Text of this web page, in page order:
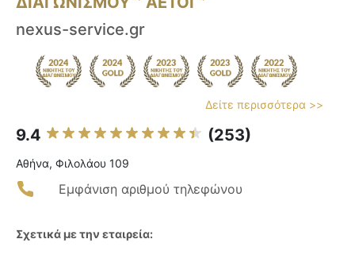
nexus-service.gr
Δείτε περισσότερα >>
9.4 (253)
Αθήνα, Φιλολάου 109
Εμφάνιση αριθμού τηλεφώνου
Σχετικά με την εταιρεία: